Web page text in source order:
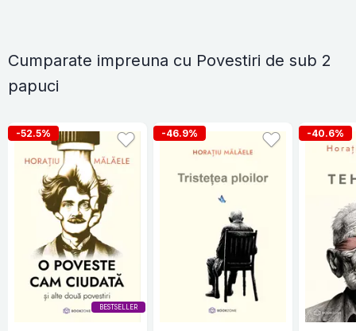
Cumparate impreuna cu Povestiri de sub 2
papuci
BESTSELLER
-52.5% -46.9% -40.6%